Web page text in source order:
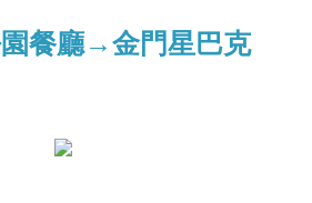
餐廳→金門星巴克